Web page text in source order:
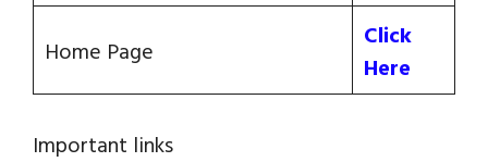
Home Page
Click
Here
Important links